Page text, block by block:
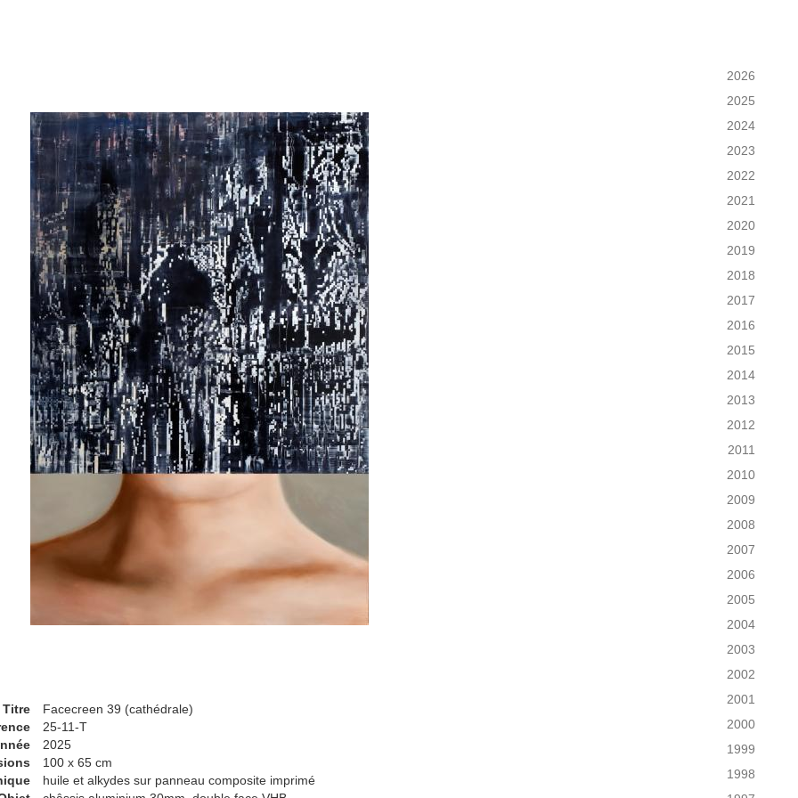
2026
2025
2024
2023
2022
2021
2020
2019
2018
2017
2016
2015
2014
2013
2012
2011
2010
2009
2008
2007
2006
2005
2004
2003
2002
2001
2000
1999
1998
Titre
Facecreen 39 (cathédrale)
25-11-T
2025
100 x 65 cm
huile et alkydes sur panneau composite imprimé